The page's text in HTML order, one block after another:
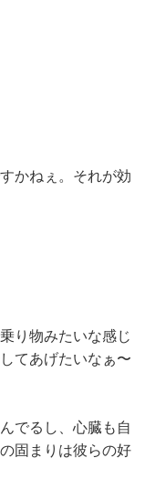
かねぇ。それが効
り物みたいな感じ
てあげたいなぁ〜
でるし、心臓も自
固まりは彼らの好